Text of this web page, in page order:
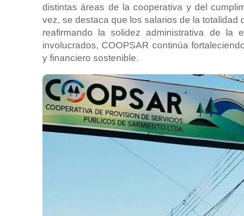
distintas áreas de la cooperativa y del
vez, se destaca que los salarios de la
reafirmando la solidez administrativa de la
involucrados, COOPSAR continúa
y financiero sostenible.